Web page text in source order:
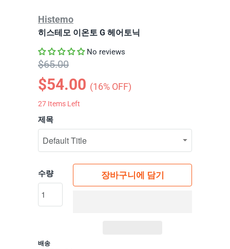
Histemo
히스테모 이온토 G 헤어토닉
No reviews
$65.00
$54.00 (16% OFF)
27 Items Left
제목
수량 장바구니에 담기
배송